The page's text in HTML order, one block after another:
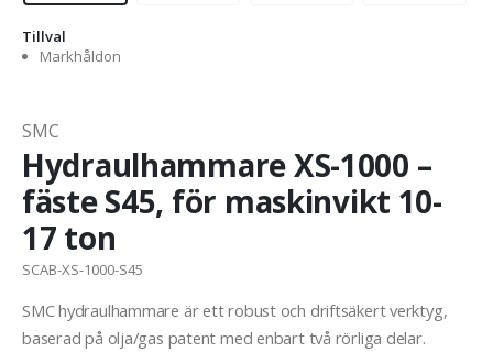
Tillval
Markhåldon
SMC
Hydraulhammare XS-1000 –
fäste S45, för maskinvikt 10-
17 ton
SCAB-XS-1000-S45
SMC hydraulhammare är ett robust och driftsäkert verktyg,
baserad på olja/gas patent med enbart två rörliga delar.